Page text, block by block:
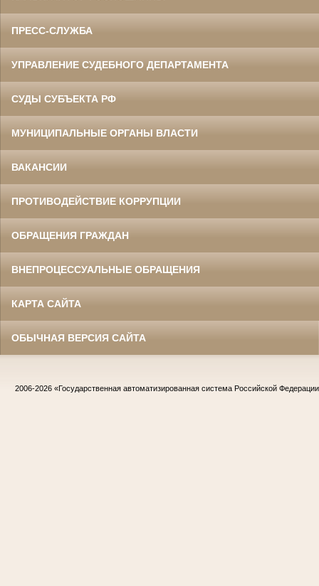
ПРЕСС-СЛУЖБА
УПРАВЛЕНИЕ СУДЕБНОГО ДЕПАРТАМЕНТА
СУДЫ СУБЪЕКТА РФ
МУНИЦИПАЛЬНЫЕ ОРГАНЫ ВЛАСТИ
ВАКАНСИИ
ПРОТИВОДЕЙСТВИЕ КОРРУПЦИИ
ОБРАЩЕНИЯ ГРАЖДАН
ВНЕПРОЦЕССУАЛЬНЫЕ ОБРАЩЕНИЯ
КАРТА САЙТА
ОБЫЧНАЯ ВЕРСИЯ САЙТА
2006-2026 «Государственная автоматизированная система Российской